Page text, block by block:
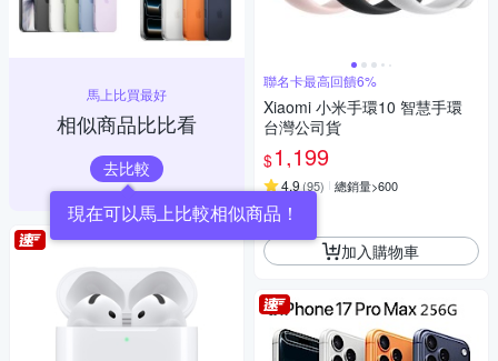
馬上比買最好
相似商品比比看
去比較
現在可以馬上比較相似商品！
聯名卡最高回饋6%
Xiaomi 小米手環10 智慧手環
台灣公司貨
$1,199
4.9(95) 總銷量>600
券
加入購物車